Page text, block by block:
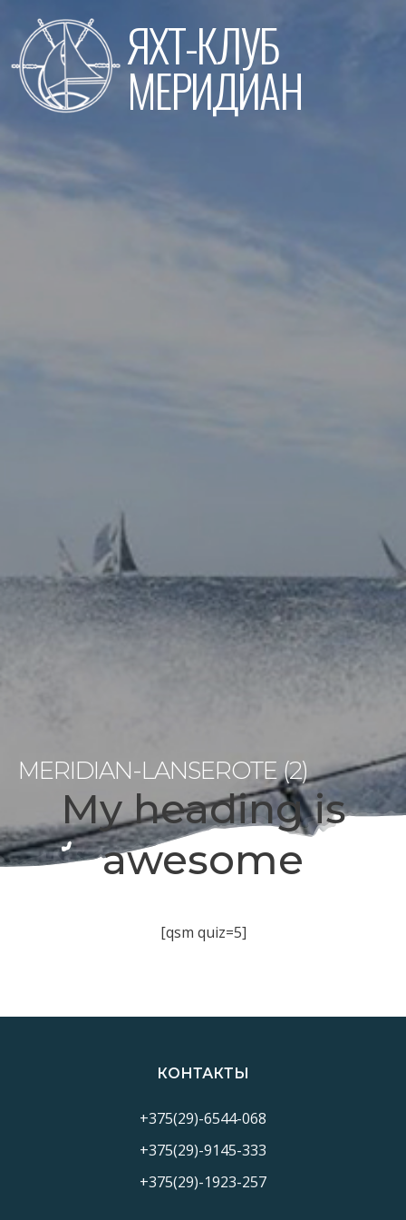
к
содержимому
ЯХТ-КЛУБ
МЕРИДИАН
MERIDIAN-LANSEROTE (2)
My heading is
awesome
[qsm quiz=5]
КОНТАКТЫ
+375(29)-6544-068
+375(29)-9145-333
+375(29)-1923-257